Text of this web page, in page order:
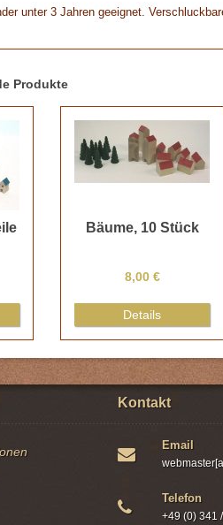
unter 3 Jahren geeignet.
Produkte
Bäume, 10 Stück
8,00 €
Details
Kontakt
Email
Telefon
+49 (0) 341